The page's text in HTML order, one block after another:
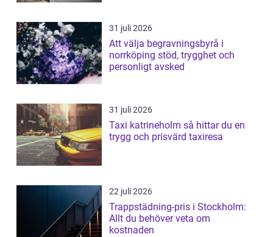
31 juli 2026
Att välja begravningsbyrå i
norrköping stöd, trygghet och
personligt avsked
31 juli 2026
Taxi katrineholm så hittar du en
trygg och prisvärd taxiresa
22 juli 2026
Trappstädning-pris i Stockholm:
Allt du behöver veta om
kostnaden